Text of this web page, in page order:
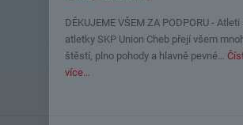
DĚKUJEME VŠEM ZA PODPORU - Atleti
atletky SKP Union Cheb přejí všem
štěstí, plno pohody a hlavně pevné…
více…